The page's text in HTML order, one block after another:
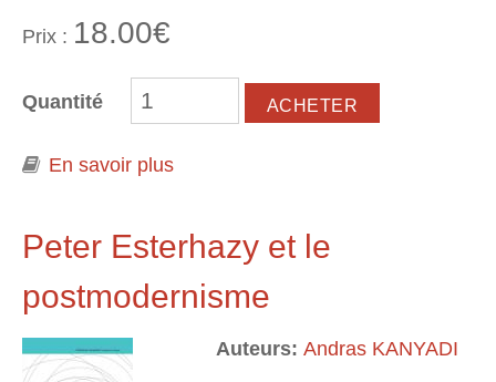
Prix : 18.00€
Quantité
En savoir plus
Peter Esterhazy et le
postmodernisme
Auteurs: Andras KANYADI